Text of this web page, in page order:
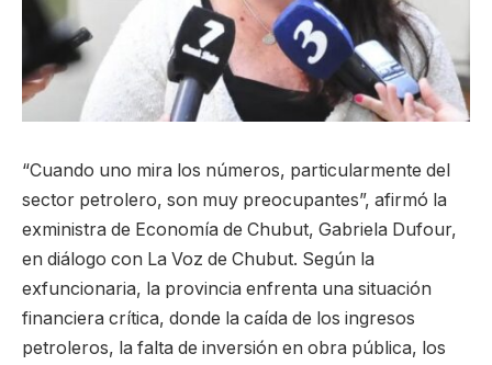
“Cuando uno mira los números, particularmente del
sector petrolero, son muy preocupantes”, afirmó la
exministra de Economía de Chubut, Gabriela Dufour,
en diálogo con La Voz de Chubut. Según la
exfuncionaria, la provincia enfrenta una situación
financiera crítica, donde la caída de los ingresos
petroleros, la falta de inversión en obra pública, los